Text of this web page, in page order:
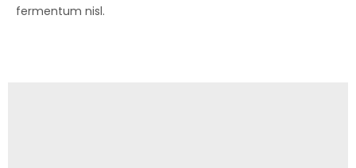
fermentum nisl.